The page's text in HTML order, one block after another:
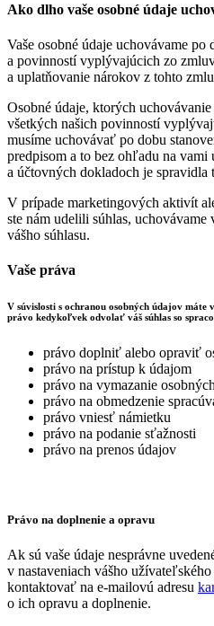
Ako dlho vaše osobné údaje
Vaše osobné údaje uchovávame
a povinností vyplývajúcich zo
a uplatňovanie nárokov z tohto
Osobné údaje, ktorých
všetkých našich povinností
musíme uchovávať po dobu
predpisom a to bez ohľadu na vami
a účtovných dokladoch je spravidla
V prípade marketingových aktivít
ste nám udelili súhlas, uchovávame
vášho súhlasu.
Vaše práva
V súvislosti s ochranou osobných údajov
právo kedykoľvek odvolať váš súhlas so
právo doplniť alebo opraviť
právo na prístup k údajom
právo na vymazanie
právo na obmedzenie
právo vniesť námietku
právo na podanie sťažnosti
právo na prenos údajov
Právo na doplnenie a opravu
Ak sú vaše údaje nesprávne
v nastaveniach vášho
kontaktovať na e-mailovú adresu
o ich opravu a doplnenie.